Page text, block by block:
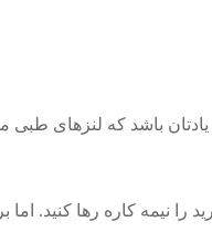
باشد که لنز‌های طبی
کاره رها کنید. اما